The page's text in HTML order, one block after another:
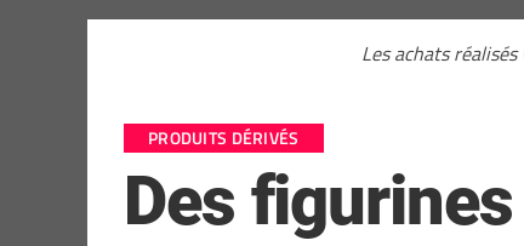
Les achats
PRODUITS DÉRIVÉS
Des